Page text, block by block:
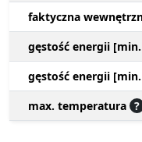
faktyczna
gęstość energii
gęstość energii
max. temperatura ?